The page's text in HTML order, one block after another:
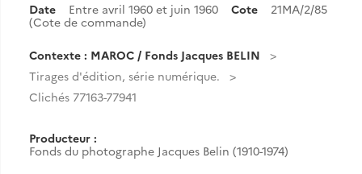
Date Entre avril 1960 et juin 1960 Cote
21MA/2/85
(Cote de commande)
Contexte : MAROC / Fonds Jacques BELIN
Tirages d'édition, série numérique.
Clichés 77163-77941
Producteur :
Fonds du photographe Jacques Belin (1910-1974)